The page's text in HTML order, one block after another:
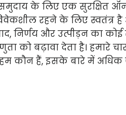
समुदाय के लिए एक सुरक्षित
रहने के लिए स्वतंत्र
निर्णय और उत्पीड़न का कोई
को बढ़ावा देता है। हमारे
हम कौन हैं, इसके बारे में